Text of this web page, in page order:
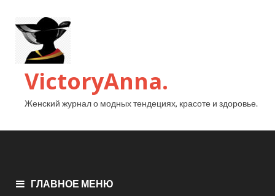
VictoryAnna.
Женский журнал о модных тендециях, красоте и здоровье.
ГЛАВНОЕ МЕНЮ